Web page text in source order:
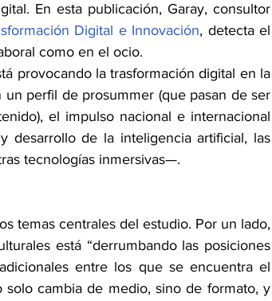
En esta publicación, Garay, consultor
Digital e Innovación, detecta el
como en el ocio.
provocando la trasformación digital en la
perfil de prosummer (que pasan de ser
el impulso nacional e internacional
desarrollo de la inteligencia artificial, las
tecnologías inmersivas—.
temas centrales del estudio. Por un lado,
está “derrumbando las posiciones
entre los que se encuentra el
solo cambia de medio, sino de formato, y